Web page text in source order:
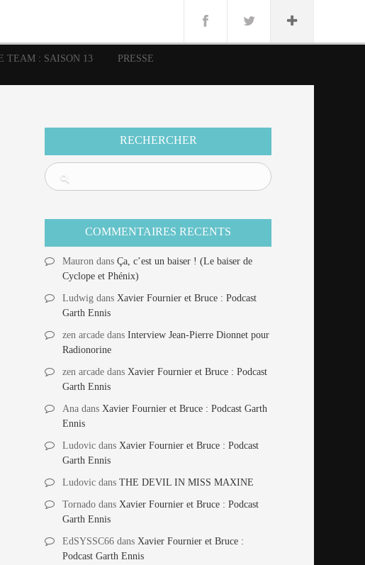
TEAM : SAISON 13 PRESSE
RECHERCHER
COMMENTAIRES RECENTS
Mauron dansÇa, c’est un baiser ! (Le baiser de
Cyclope et Phénix)
Ludwig dansXavier Fournier et Bruce : Podcast
Garth Ennis
zen arcade dansInterview Jean-Pierre Dionnet pour
Radionorine
zen arcade dansXavier Fournier et Bruce : Podcast
Garth Ennis
Ana dansXavier Fournier et Bruce : Podcast Garth
Ennis
Ludovic dansXavier Fournier et Bruce : Podcast
Garth Ennis
Ludovic dansTHE DEVIL IN MISS MAXINE
Tornado dansXavier Fournier et Bruce : Podcast
Garth Ennis
EdSYSSC66 dansXavier Fournier et Bruce :
Podcast Garth Ennis
Musique
Présence
Spidey Superman